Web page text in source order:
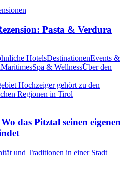
Pasta & Verdura
HotelsDestinationenEvents &
MaritimesSpa & WellnessÜber den
das Pitztal seinen eigenen